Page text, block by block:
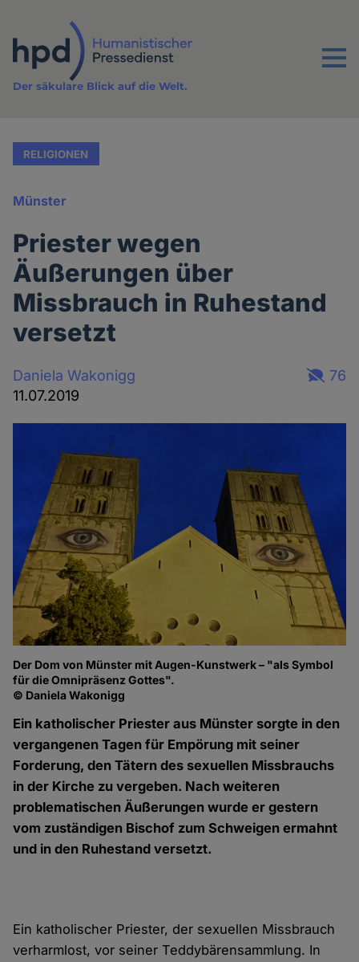
Inhalt
Menu
Der säkulare Blick auf die Welt.
RELIGIONEN
Münster
Priester wegen
Äußerungen über
Missbrauch in Ruhestand
versetzt
Daniela Wakonigg
11.07.2019
76
Der Dom von Münster mit Augen-Kunstwerk – "als Symbol
für die Omnipräsenz Gottes".
© Daniela Wakonigg
Ein katholischer Priester aus Münster sorgte in den
vergangenen Tagen für Empörung mit seiner
Forderung, den Tätern des sexuellen Missbrauchs
in der Kirche zu vergeben. Nach weiteren
problematischen Äußerungen wurde er gestern
vom zuständigen Bischof zum Schweigen ermahnt
und in den Ruhestand versetzt.
Ein katholischer Priester, der sexuellen Missbrauch
verharmlost, vor seiner Teddybärensammlung. In